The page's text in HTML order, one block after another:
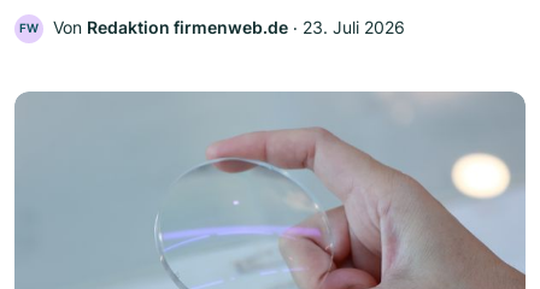
FW Von Redaktion firmenweb.de ‧ 23. Juli 2026